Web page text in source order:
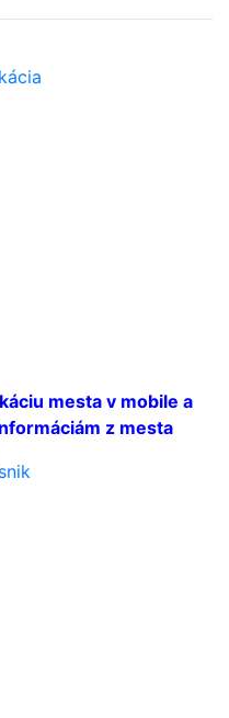
mesta v mobile a
z mesta